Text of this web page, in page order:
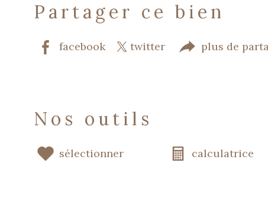
partager ce bien
facebook twitter plus de
nos outils
sélectionner calculatrice